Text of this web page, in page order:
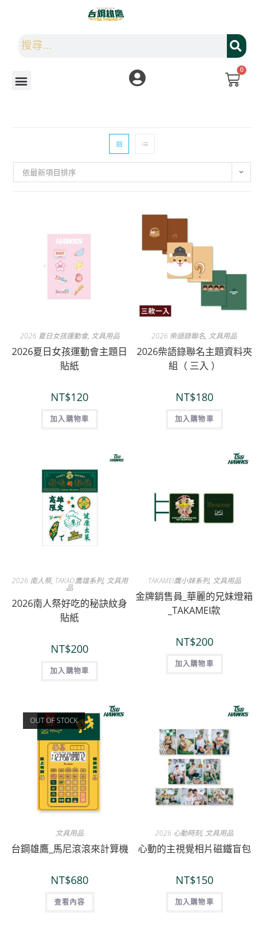
0
依最新項目排序
2026 夏日女孩運動會, 文具用品
2026夏日女孩運動會主題日
貼紙
NT$120
加入購物車
2026 柴語錄聯名, 文具用品
2026柴語錄聯名主題資料夾
組（ 三入 ）
NT$180
加入購物車
2026 南人祭, TAKAO鷹雄系列, 文具用
品
2026南人祭好吃的秘訣紋身
貼紙
NT$200
加入購物車
TAKAMEI鷹小妹系列, 文具用品
金牌銷售員_華麗的兄妹燈箱
_TAKAMEI款
NT$200
加入購物車
OUT OF STOCK
文具用品
台鋼雄鷹_馬尼滾滾來計算機
NT$680
查看內容
2026 心動時刻, 文具用品
心動的主視覺相片磁鐵盲包
NT$150
加入購物車